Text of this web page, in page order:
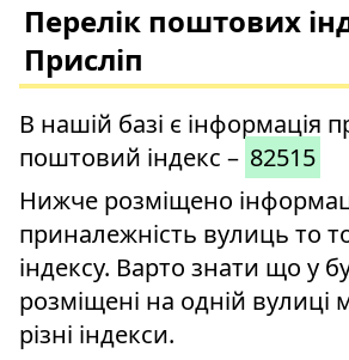
Перелік поштових
Присліп
В нашій базі є інформація
поштовий індекс – 82515
Нижче розміщено
приналежність вулиць то
індексу. Варто знати що у
розміщені на одній вулиці
різні індекси.